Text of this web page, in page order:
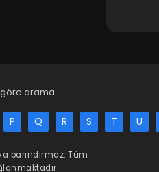
arama.
P Q R S T U
barındırmaz. Tüm